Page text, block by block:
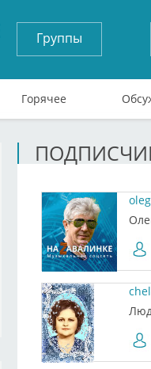
Группы
Горячее